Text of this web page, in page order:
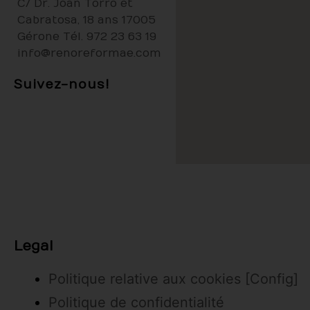
C/ Dr. Joan Torró et
Cabratosa, 18 ans 17005
Gérone Tél. 972 23 63 19
info@renoreformae.com
Suivez-nous!
Legal
Politique relative aux cookies [Config]
Politique de confidentialité